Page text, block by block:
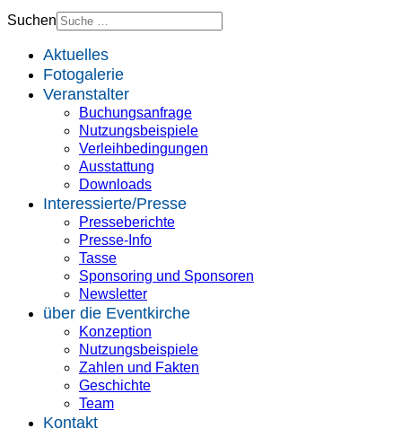
Suchen
Aktuelles
Fotogalerie
Veranstalter
Buchungsanfrage
Nutzungsbeispiele
Verleihbedingungen
Ausstattung
Downloads
Interessierte/Presse
Presseberichte
Presse-Info
Tasse
Sponsoring und Sponsoren
Newsletter
über die Eventkirche
Konzeption
Nutzungsbeispiele
Zahlen und Fakten
Geschichte
Team
Kontakt